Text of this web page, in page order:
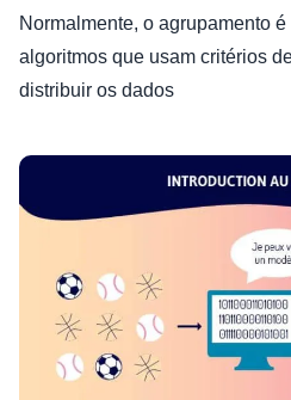
Normalmente, o agrupamento
algoritmos que usam critérios
distribuir os dados